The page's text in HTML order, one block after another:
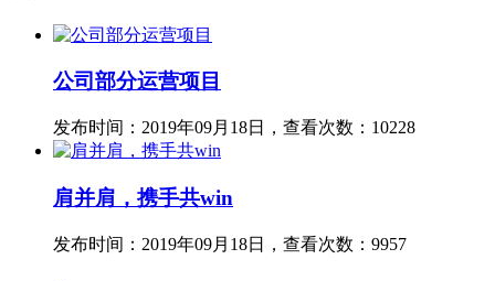
公司部分运营项目
发布时间：2019年09月18日，查看次数：10228
肩并肩，携手共win
发布时间：2019年09月18日，查看次数：9957